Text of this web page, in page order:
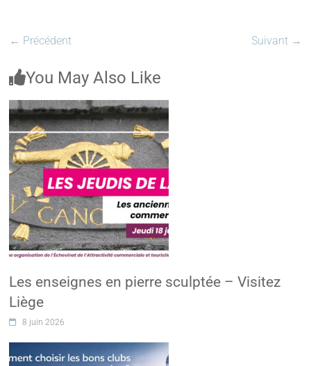
← Précédent Suivant →
You May Also Like
Les enseignes en pierre sculptée – Visitez
Liège
8 juin 2026